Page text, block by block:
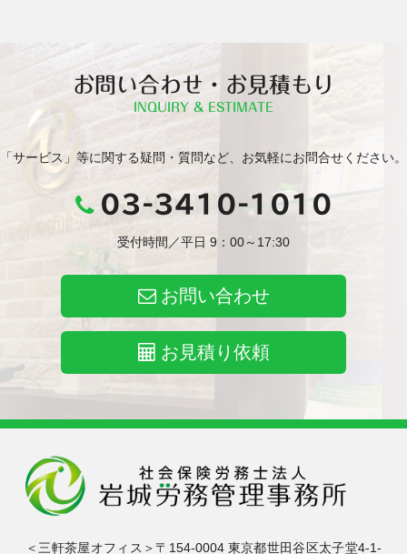
お問い合わせ・お見積もり
INQUIRY & ESTIMATE
「サービス」等に関する疑問・質問など、お気軽にお問合せください。
03-3410-1010
受付時間／平日 9：00～17:30
お問い合わせ
お見積り依頼
＜三軒茶屋オフィス＞〒154-0004 東京都世田谷区太子堂4-1-